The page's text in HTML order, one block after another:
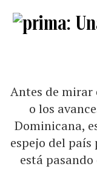
Antes de mirar
o los
Dominicana,
espejo del
está pasando